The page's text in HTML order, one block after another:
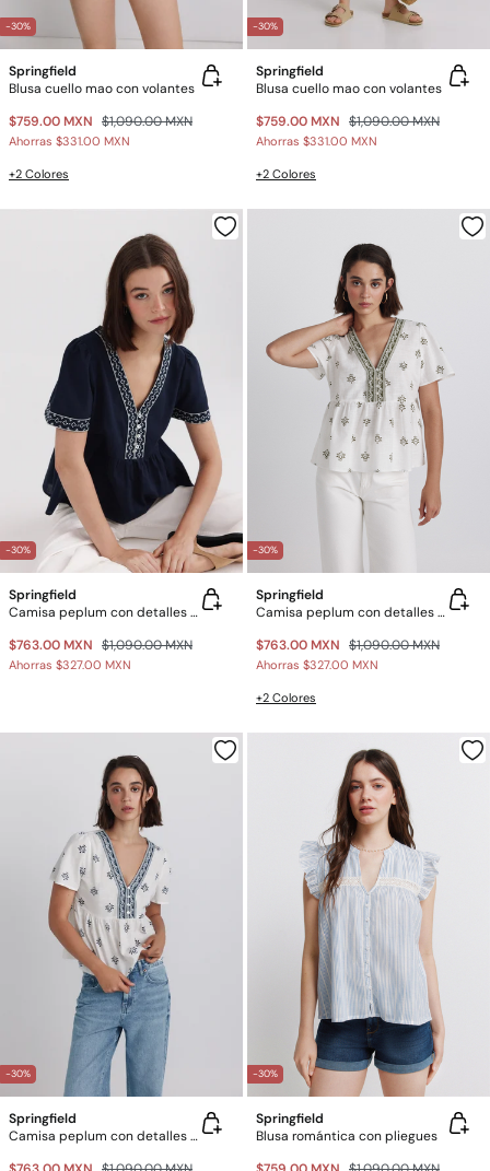
-30%
Springfield
Blusa cuello mao con volantes
$759.00 MXN $1,090.00 MXN
Ahorras $331.00 MXN
+2 Colores
-30%
Springfield
Blusa cuello mao con volantes
$759.00 MXN $1,090.00 MXN
Ahorras $331.00 MXN
+2 Colores
-30%
Springfield
Camisa peplum con detalles en el escote
$763.00 MXN $1,090.00 MXN
Ahorras $327.00 MXN
-30%
Springfield
Camisa peplum con detalles en el escote
$763.00 MXN $1,090.00 MXN
Ahorras $327.00 MXN
+2 Colores
-30%
Springfield
Camisa peplum con detalles en el escote
-30%
Springfield
Blusa romántica con pliegues